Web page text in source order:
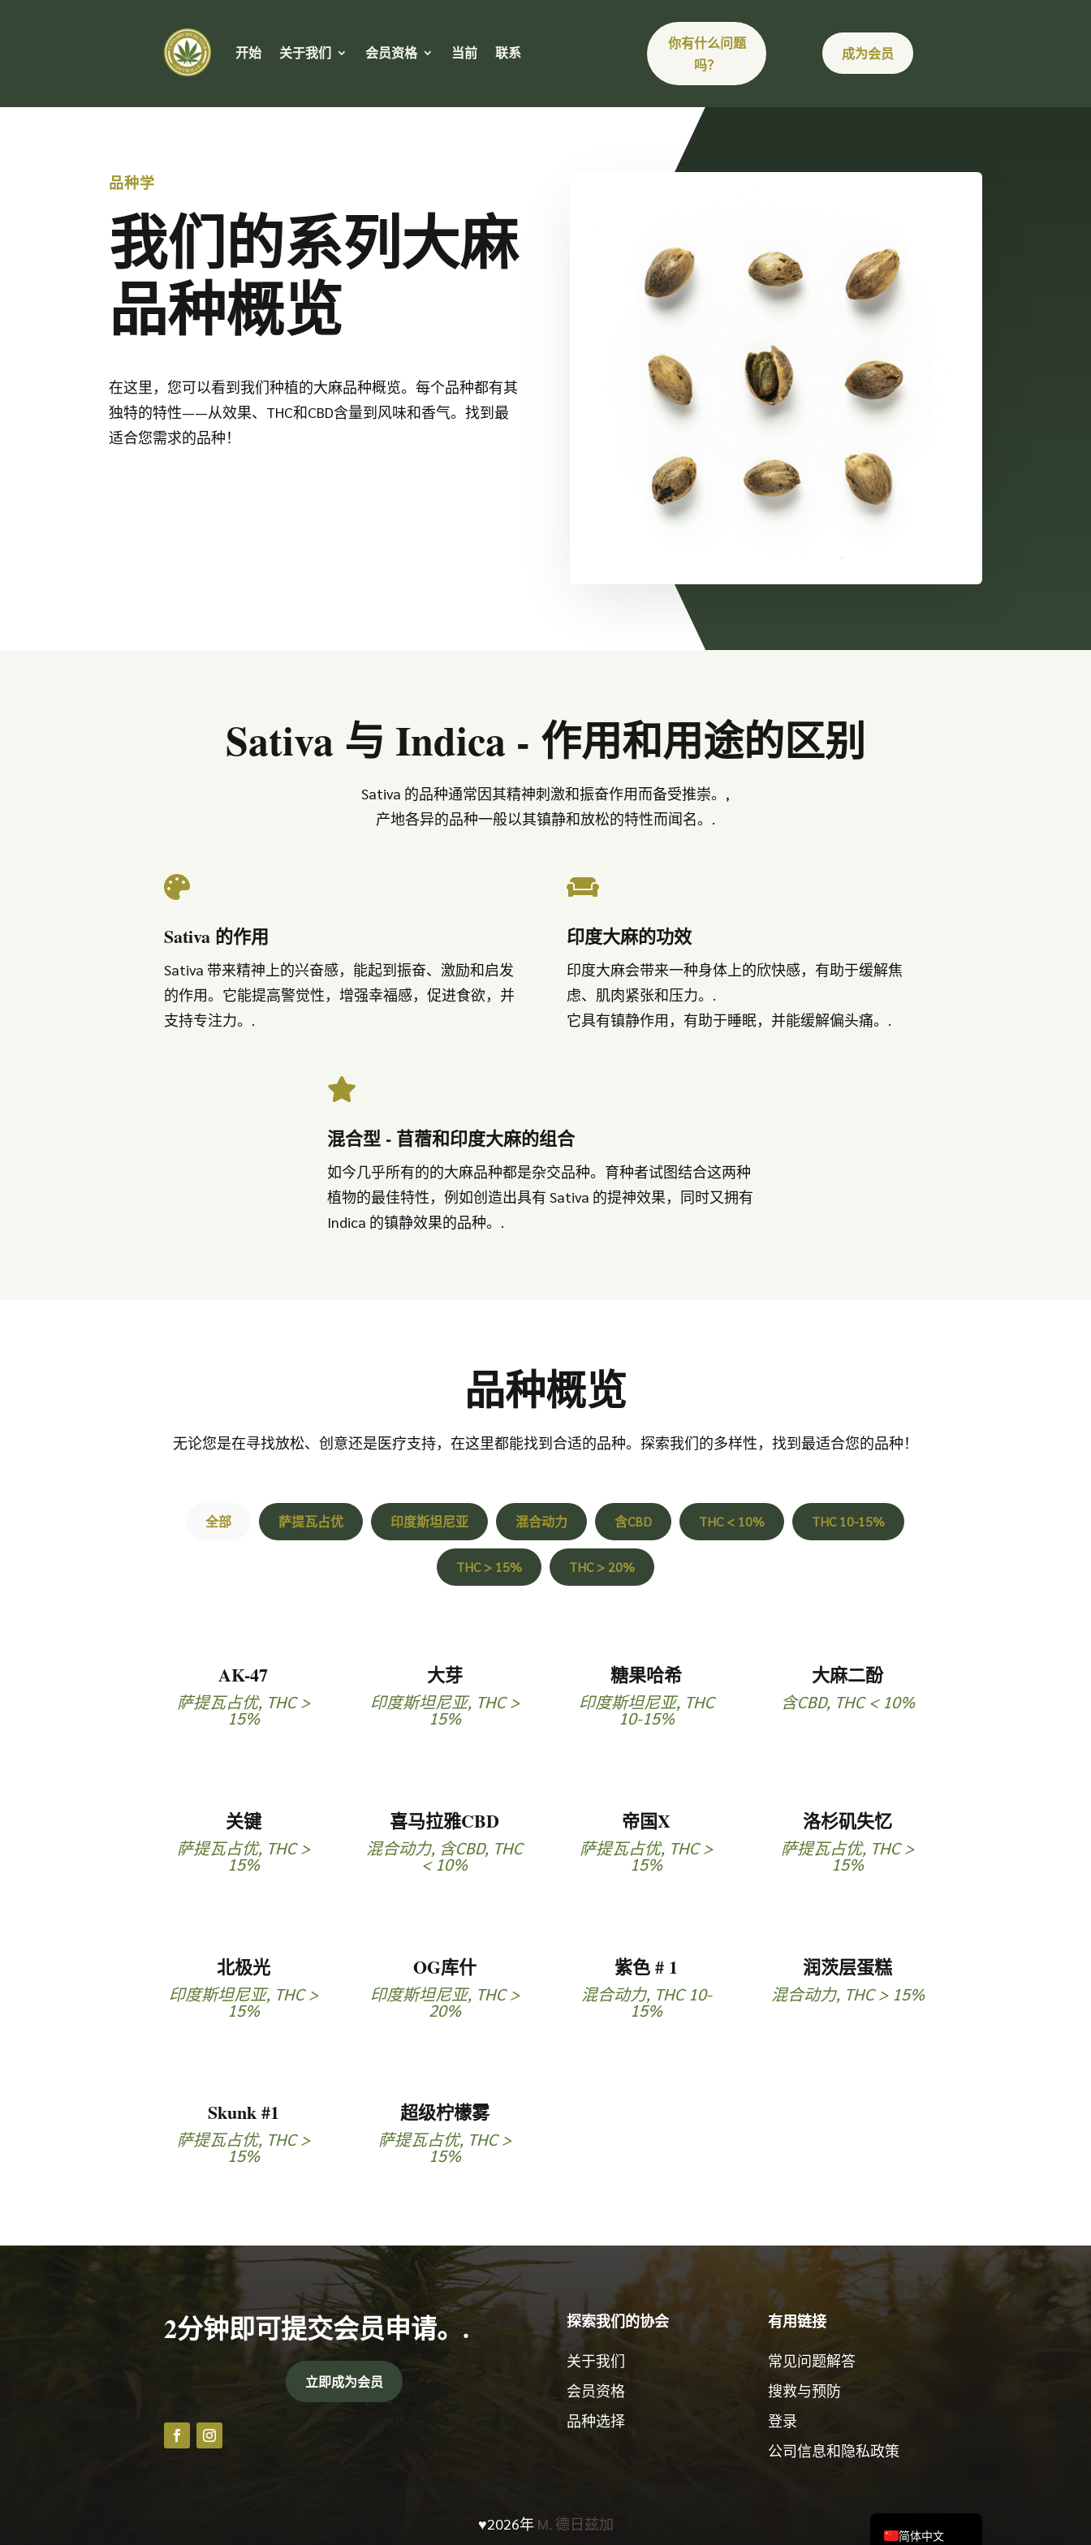
开始 关于我们 会员资格 当前 联系
你有什么问题
吗？
成为会员
品种学
我们的系列大麻
品种概览
在这里，您可以看到我们种植的大麻品种概览。每个品种都有其
独特的特性——从效果、THC和CBD含量到风味和香气。找到最
适合您需求的品种！
Sativa 与 Indica - 作用和用途的区别
Sativa 的品种通常因其精神刺激和振奋作用而备受推崇。,
产地各异的品种一般以其镇静和放松的特性而闻名。.

Sativa 的作用
Sativa 带来精神上的兴奋感，能起到振奋、激励和启发
的作用。它能提高警觉性，增强幸福感，促进食欲，并
支持专注力。.

印度大麻的功效
印度大麻会带来一种身体上的欣快感，有助于缓解焦
虑、肌肉紧张和压力。.
它具有镇静作用，有助于睡眠，并能缓解偏头痛。.

混合型 - 苜蓿和印度大麻的组合
如今几乎所有的的大麻品种都是杂交品种。育种者试图结合这两种
植物的最佳特性，例如创造出具有 Sativa 的提神效果，同时又拥有
Indica 的镇静效果的品种。.
品种概览
无论您是在寻找放松、创意还是医疗支持，在这里都能找到合适的品种。探索我们的多样性，找到最适合您的品种！
全部 萨提瓦占优 印度斯坦尼亚 混合动力 含CBD THC < 10% THC 10-15%
THC > 15% THC > 20%
AK-47
萨提瓦占优, THC >
15%
大芽
印度斯坦尼亚, THC >
15%
糖果哈希
印度斯坦尼亚, THC
10-15%
大麻二酚
含CBD, THC < 10%
关键
萨提瓦占优, THC >
15%
喜马拉雅CBD
混合动力, 含CBD, THC
< 10%
帝国X
萨提瓦占优, THC >
15%
洛杉矶失忆
萨提瓦占优, THC >
15%
北极光
印度斯坦尼亚, THC >
15%
OG库什
印度斯坦尼亚, THC >
20%
紫色 # 1
混合动力, THC 10-
15%
润茨层蛋糕
混合动力, THC > 15%
Skunk #1
萨提瓦占优, THC >
15%
超级柠檬雾
萨提瓦占优, THC >
15%
2分钟即可提交会员申请。.
立即成为会员
探索我们的协会
关于我们
会员资格
品种选择
有用链接
常见问题解答
搜救与预防
登录
公司信息和隐私政策
♥2026年 M. 德日兹加
简体中文
हिन्दी